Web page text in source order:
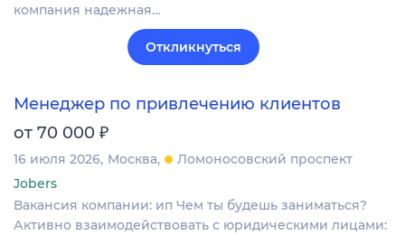
компания надежная…
Откликнуться
Менеджер по привлечению клиентов
от 70 000 ₽
16 июля 2026 Москва
Ломоносовский проспект
Jobers
Вакансия компании: ип Чем ты будешь заниматься?
Активно взаимодействовать с юридическими лицами: